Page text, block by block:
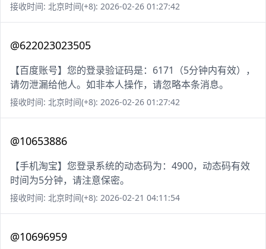
接收时间: 北京时间(+8): 2026-02-26 01:27:42
@622023023505
【百度账号】您的登录验证码是：6171（5分钟内有效），
请勿泄漏给他人。如非本人操作，请忽略本条消息。
接收时间: 北京时间(+8): 2026-02-26 01:27:42
@10653886
【手机淘宝】您登录系统的动态码为：4900，动态码有效
时间为5分钟，请注意保密。
接收时间: 北京时间(+8): 2026-02-21 04:11:54
@10696959